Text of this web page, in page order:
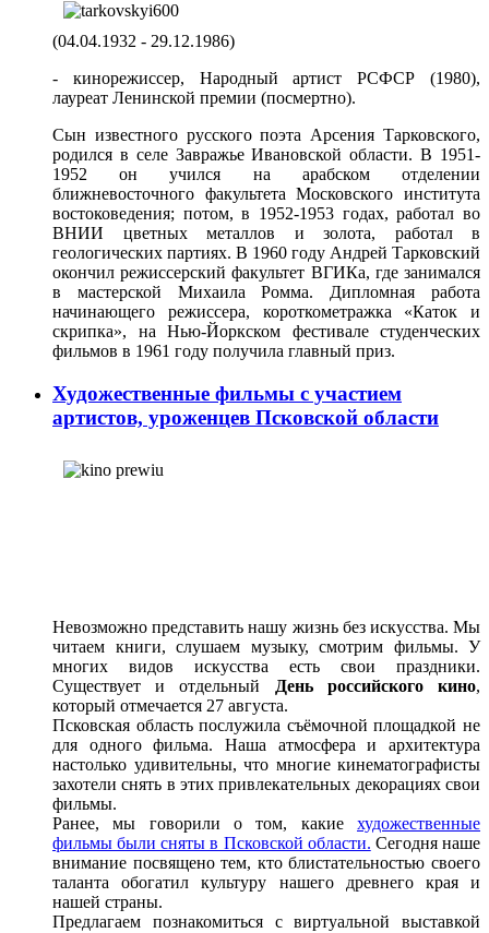
(04.04.1932 - 29.12.1986)
- кинорежиссер, Народный артист РСФСР (1980),
лауреат Ленинской премии (посмертно).
Сын известного русского поэта Арсения Тарковского,
родился в селе Завражье Ивановской области. В 1951-
1952 он учился на арабском отделении
ближневосточного факультета Московского института
востоковедения; потом, в 1952-1953 годах, работал во
ВНИИ цветных металлов и золота, работал в
геологических партиях. В 1960 году Андрей Тарковский
окончил режиссерский факультет ВГИКа, где занимался
в мастерской Михаила Ромма. Дипломная работа
начинающего режиссера, короткометражка «Каток и
скрипка», на Нью-Йоркском фестивале студенческих
фильмов в 1961 году получила главный приз.
Художественные фильмы с участием
артистов, уроженцев Псковской области
Невозможно представить нашу жизнь без искусства. Мы
читаем книги, слушаем музыку, смотрим фильмы. У
многих видов искусства есть свои праздники.
Существует и отдельный День российского кино,
который отмечается 27 августа.
Псковская область послужила съёмочной площадкой не
для одного фильма. Наша атмосфера и архитектура
настолько удивительны, что многие кинематографисты
захотели снять в этих привлекательных декорациях свои
фильмы.
Ранее, мы говорили о том, какие художественные
фильмы были сняты в Псковской области. Сегодня наше
внимание посвящено тем, кто блистательностью своего
таланта обогатил культуру нашего древнего края и
нашей страны.
Предлагаем познакомиться с виртуальной выставкой